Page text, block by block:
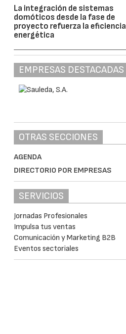
La integración de sistemas
domóticos desde la fase de
proyecto refuerza la eficiencia
energética
EMPRESAS DESTACADAS
OTRAS SECCIONES
AGENDA
DIRECTORIO POR EMPRESAS
SERVICIOS
Jornadas Profesionales
Impulsa tus ventas
Comunicación y Marketing B2B
Eventos sectoriales